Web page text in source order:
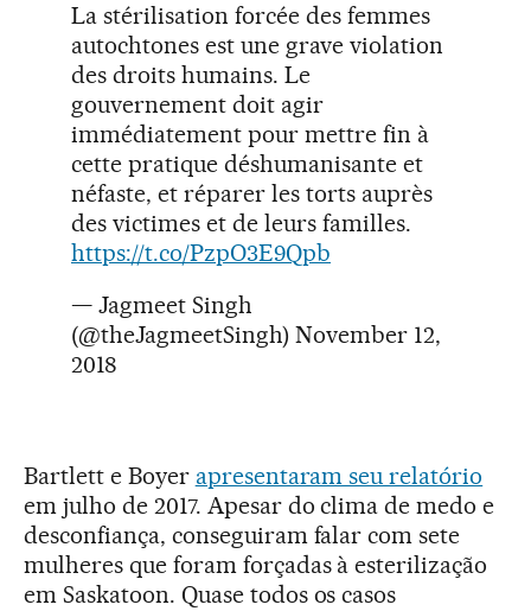
La stérilisation forcée des femmes
autochtones est une grave violation
des droits humains. Le
gouvernement doit agir
immédiatement pour mettre fin à
cette pratique déshumanisante et
néfaste, et réparer les torts auprès
des victimes et de leurs familles.
https://t.co/PzpO3E9Qpb
— Jagmeet Singh
(@theJagmeetSingh) November 12,
2018
Bartlett e Boyer apresentaram seu relatório
em julho de 2017. Apesar do clima de medo e
desconfiança, conseguiram falar com sete
mulheres que foram forçadas à esterilização
em Saskatoon. Quase todos os casos